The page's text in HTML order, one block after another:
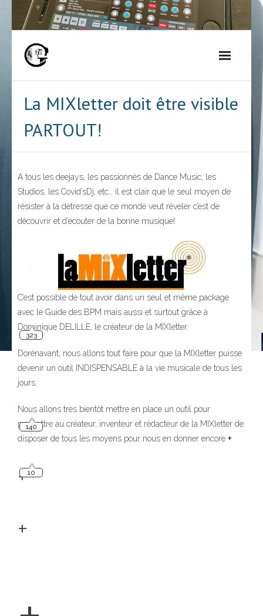
Skip
La MIXletter doit être visible
PARTOUT!
A tous les deejays, les passionnés de Dance Music, les
Studios, les Covid’sDj, etc… il est clair que le seul moyen de
résister à la détresse que ce monde veut réveler c’est de
découvrir et d’écouter de la bonne musique!
C’est possible de tout avoir dans un seul et même package
avec le Guide des BPM mais aussi et surtout grâce à
Dominique DELILLE, le créateur de la MIXletter.
Dorénavant, nous allons tout faire pour que la MIXletter puisse
devenir un outil INDISPENSABLE à la vie musicale de tous les
jours.
Nous allons très bientôt mettre en place un outil pour
permettre au créateur, inventeur et rédacteur de la MIXletter de
disposer de tous les moyens pour nous en donner encore +
+
+
323
140